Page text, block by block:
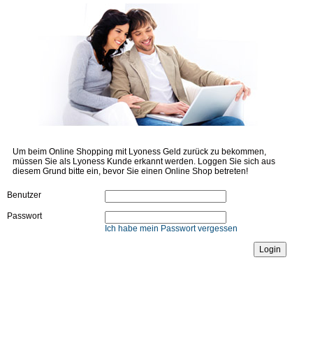
Um beim Online Shopping mit Lyoness Geld zurück zu bekommen,
müssen Sie als Lyoness Kunde erkannt werden. Loggen Sie sich aus
diesem Grund bitte ein, bevor Sie einen Online Shop betreten!
Benutzer
Passwort
Ich habe mein Passwort vergessen